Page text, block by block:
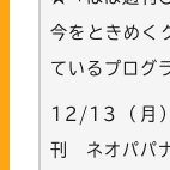
今をときめく
ているプログ
12/13（月
刊 ネオパパナ